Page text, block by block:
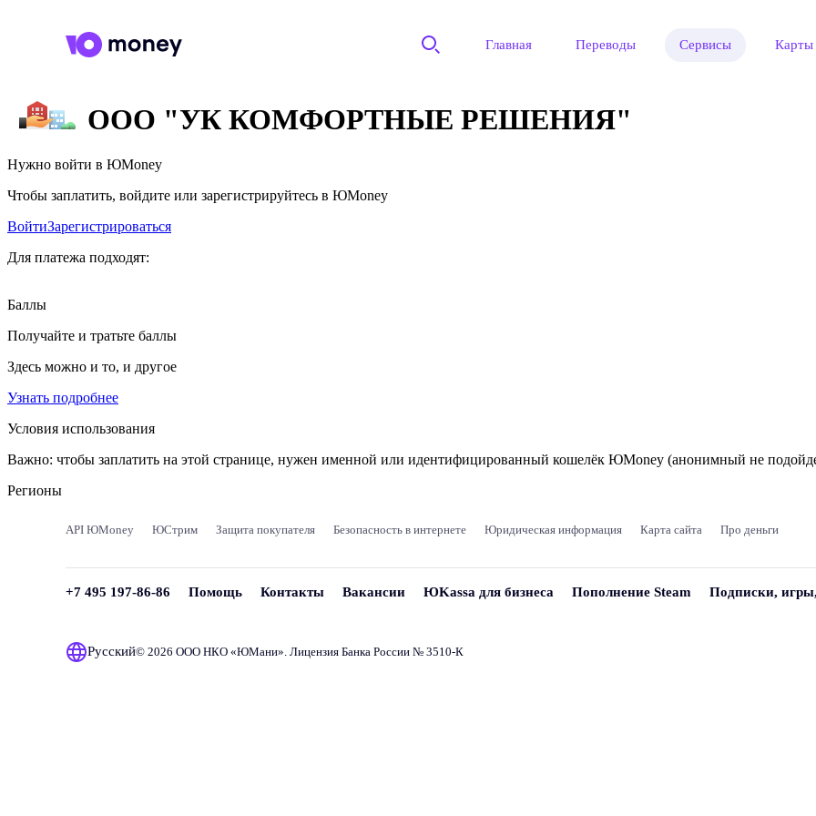
Главная Переводы Сервисы Карты
ООО "УК КОМФОРТНЫЕ РЕШЕНИЯ"
Нужно войти в ЮMoney
Чтобы заплатить, войдите или зарегистрируйтесь в ЮMoney
ВойтиЗарегистрироваться
Для платежа подходят:
Баллы
Получайте и тратьте баллы
Здесь можно и то, и другое
Узнать подробнее
Условия использования
Важно: чтобы заплатить на этой странице, нужен именной или идентифицированный кошелёк ЮMoney (анонимный не
Регионы
API ЮMoney ЮСтрим Защита покупателя Безопасность в интернете Юридическая информация Карта сайта Про деньги
+7 495 197-86-86 Помощь Контакты Вакансии ЮKassa для бизнеса Пополнение Steam Подписки,
Русский© 2026 ООО НКО «ЮМани». Лицензия Банка России № 3510‑К